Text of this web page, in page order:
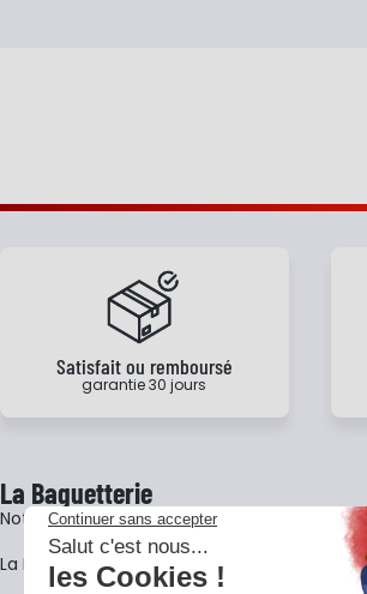
Satisfait ou remboursé
garantie 30 jours
La Baguetterie
Notre histoire
La BagShow